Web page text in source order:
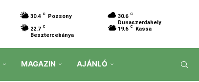
30.4 C Pozsony 30.6 C
Dunaszerdahely
22.7 C
Besztercebánya
19.6 C Kassa
MAGAZIN AJÁNLÓ